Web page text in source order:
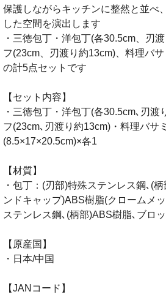
保護しながらキッチンに整然と並べ
した空間を演出します
・三徳包丁・洋包丁(各30.5cm、刃
フ(23cm、刃渡り約13cm)、料理バ
の計5点セットです
【セット内容】
・三徳包丁・洋包丁(各30.5cm､刃渡
フ(23cm､刃渡り約13cm)・料理バサ
(8.5×17×20.5cm)×各1
【材質】
・包丁：(刃部)特殊ステンレス鋼､(
ンドキャップ)ABS樹脂(クロームメ
ステンレス鋼､(柄部)ABS樹脂､ブロ
【原産国】
・日本/中国
【JANコード】